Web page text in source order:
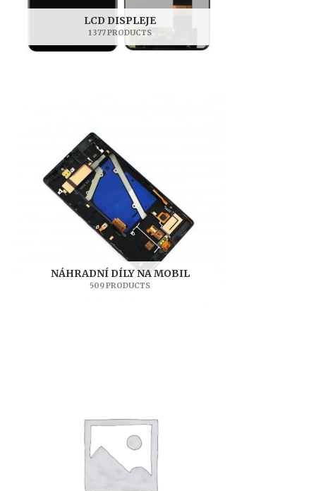
LCD DISPLEJE
1 377 PRODUCTS
NÁHRADNÍ DÍLY NA MOBIL
509 PRODUCTS